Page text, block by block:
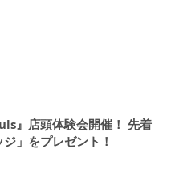
』店頭体験会開催！ 先着
」をプレゼント！